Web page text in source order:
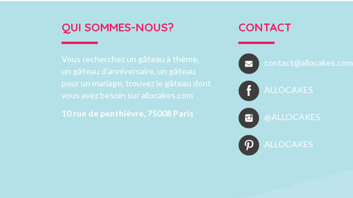
QUI SOMMES-NOUS?
Vous recherchez un gâteau à thème,
un gâteau d’anniversaire, un gâteau
pour un mariage, trouvez le gâteau dont
vous avez besoin sur allocakes.com
10 rue de penthièvre, 75008 Paris
CONTACT
contact@allocakes.com
ALLOCAKES
@ALLOCAKES
ALLOCAKES